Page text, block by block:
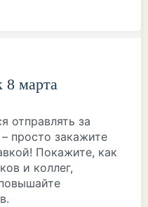
8 марта
отправлять за
просто закажите
Покажите, как
и коллег,